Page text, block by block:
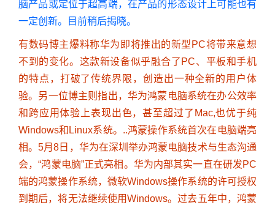
脑产品或定位于超高端，在产品的形态设计上可能也有
一定创新。目前稍后揭晓。
有数码博主爆料称华为即将推出的新型PC将带来意想
不到的变化。这款新设备似乎融合了PC、平板和手机
的特点，打破了传统界限，创造出一种全新的用户体
验。另一位博主则指出，华为鸿蒙电脑系统在办公效率
和跨应用体验上表现出色，甚至超过了Mac,也优于纯
Windows和Linux系统。..鸿蒙操作系统首次在电脑端亮
相。5月8日，华为在深圳举办鸿蒙电脑技术与生态沟通
会，“鸿蒙电脑”正式亮相。华为内部其实一直在研发PC
端的鸿蒙操作系统，微软Windows操作系统的许可授权
到期后，将无法继续使用Windows。过去五年中，鸿蒙